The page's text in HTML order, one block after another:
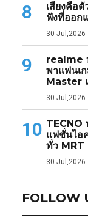
8
เสียงคือ
ฟังที่ออก
30 Jul,2026
9
realme
พาแฟนเ
Master
30 Jul,2026
10 TECNO
แฟชั่นไอ
ทั่ว MRT
30 Jul,2026
FOLLOW